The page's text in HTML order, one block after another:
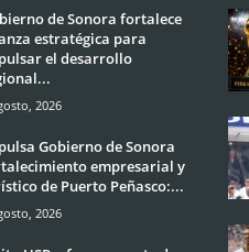
de Sonora fortalece
estratégica para
el desarrollo
2026
Gobierno de Sonora
empresarial y
de Puerto Peñasco:...
2026